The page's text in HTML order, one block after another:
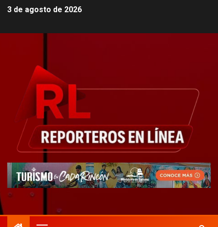
3 de agosto de 2026